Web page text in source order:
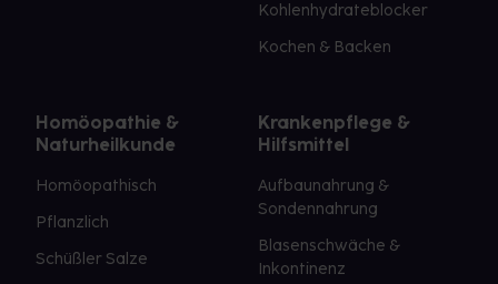
Kohlenhydrateblocker
Kochen & Backen
Homöopathie &
Naturheilkunde
Homöopathisch
Pflanzlich
Schüßler Salze
Krankenpflege &
Hilfsmittel
Aufbaunahrung &
Sondennahrung
Blasenschwäche &
Inkontinenz